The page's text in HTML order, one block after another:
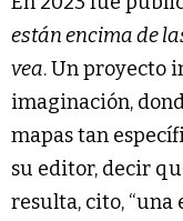
están encima de
vea. Un proyecto
imaginación,
mapas tan
su editor, decir
resulta, cito, “una